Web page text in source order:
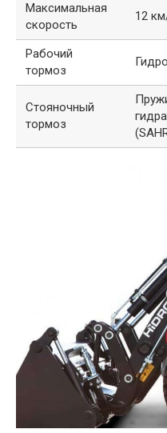
Максимальная
скорость
12
Рабочий
тормоз
Стояночный
тормоз